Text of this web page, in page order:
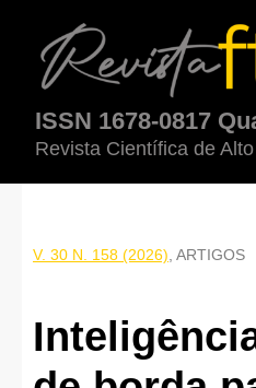
Inteligência artificial de borda
ISSN 1678-0817
Revista Científica de
V. 30 N. 158 (2026), ARTIGOS